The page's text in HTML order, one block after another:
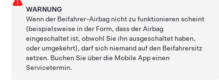
WARNUNG
Wenn der Beifahrer-Airbag nicht zu funktionieren scheint
(beispielsweise in der Form, dass der Airbag
eingeschaltet ist, obwohl Sie ihn ausgeschaltet haben,
oder umgekehrt), darf sich niemand auf den Beifahrersitz
setzen. Buchen Sie über die Mobile App einen
Servicetermin.